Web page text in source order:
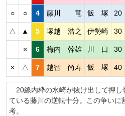
○ ○ 4 藤川 竜 飯 塚 20
△ ▲ 5 塚越 浩之 伊勢崎 30
× 6 梅内 幹雄 川 口 30
× △ 7 越智 尚寿 飯 塚 40
20線内枠の水崎が抜け出して押し
ている藤川の逆転十分。この争いに
考。